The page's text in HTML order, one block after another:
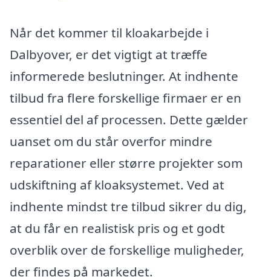
Når det kommer til kloakarbejde i
Dalbyover, er det vigtigt at træffe
informerede beslutninger. At indhente
tilbud fra flere forskellige firmaer er en
essentiel del af processen. Dette gælder
uanset om du står overfor mindre
reparationer eller større projekter som
udskiftning af kloaksystemet. Ved at
indhente mindst tre tilbud sikrer du dig,
at du får en realistisk pris og et godt
overblik over de forskellige muligheder,
der findes på markedet.